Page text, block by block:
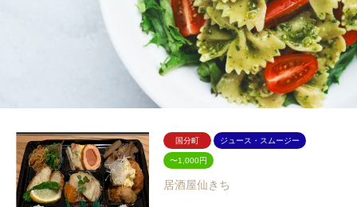
国分町 ジュース・スムージー
〜1,000円
居酒屋仙きち